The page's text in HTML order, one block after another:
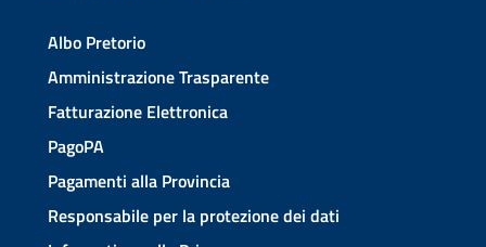
Albo Pretorio
Amministrazione Trasparente
Fatturazione Elettronica
PagoPA
Pagamenti alla Provincia
Responsabile per la protezione dei dati